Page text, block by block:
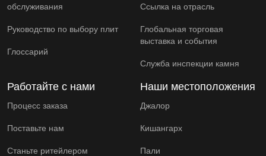
обслуживания
Руководство по выбору плит
Глоссарий
Ссылка на отрасль
Глобальная торговая
выставка и события
Служба инспекции камня
Работайте с нами
Процесс заказа
Поставьте нам
Станьте ритейлером
Наши местоположения
Джалор
Кишангарх
Пали